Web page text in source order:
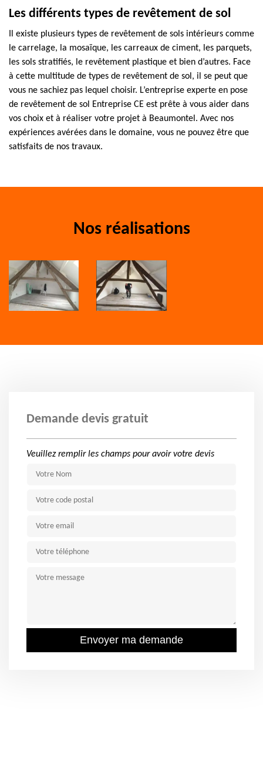
Les différents types de revêtement de sol
Il existe plusieurs types de revêtement de sols intérieurs comme
le carrelage, la mosaïque, les carreaux de ciment, les parquets,
les sols stratifiés, le revêtement plastique et bien d’autres. Face
à cette multitude de types de revêtement de sol, il se peut que
vous ne sachiez pas lequel choisir. L’entreprise experte en pose
de revêtement de sol Entreprise CE est prête à vous aider dans
vos choix et à réaliser votre projet à Beaumontel. Avec nos
expériences avérées dans le domaine, vous ne pouvez être que
satisfaits de nos travaux.
Nos réalisations
Demande devis gratuit
Veuillez remplir les champs pour avoir votre devis